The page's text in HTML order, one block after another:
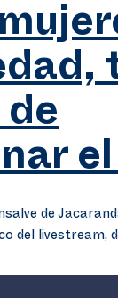
de
el
de
del livestream,